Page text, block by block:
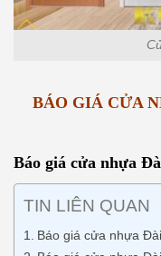
BÁO GIÁ CỬA
Báo giá cửa nhựa
TIN LIÊN QUAN
Báo giá cửa nhựa